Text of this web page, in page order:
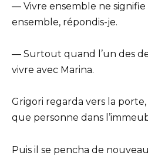
— Vivre ensemble ne signifie
ensemble, répondis-je.
— Surtout quand l’un des
vivre avec Marina.
Grigori regarda vers la
que personne dans
Puis il se pencha de